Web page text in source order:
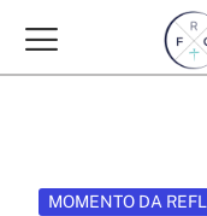
MOMENTO DA